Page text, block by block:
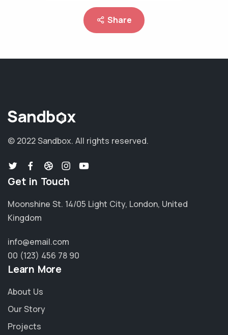
Share
© 2022 Sandbox. All rights reserved.
Get in Touch
Moonshine St. 14/05 Light City, London, United
Kingdom
info@email.com
00 (123) 456 78 90
Learn More
About Us
Our Story
Projects